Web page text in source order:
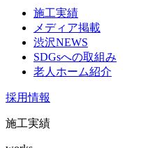
施工実績
メディア掲載
渋沢NEWS
SDGsへの取組み
老人ホーム紹介
採用情報
施工実績